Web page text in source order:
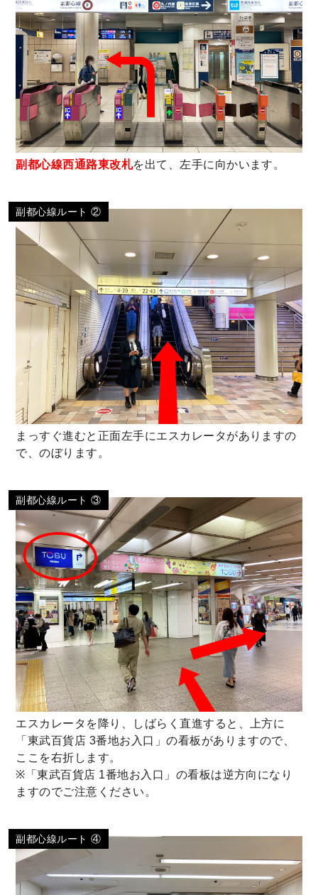
副都心線西通路東改札を出て、左手に向かいます。
副都心線ルート ②
まっすぐ進むと正面左手にエスカレータがありますの
で、のぼります。
副都心線ルート ③
エスカレータを降り、しばらく直進すると、上方に
「東武百貨店 3番地お入口」の看板がありますので、
ここを右折します。
※「東武百貨店 1番地お入口」の看板は逆方向になり
ますのでご注意ください。
副都心線ルート ④